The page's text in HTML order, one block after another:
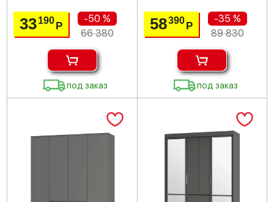
33190Р
-50 %
66 380
под заказ
58390 Р
-35 %
89 830
под заказ